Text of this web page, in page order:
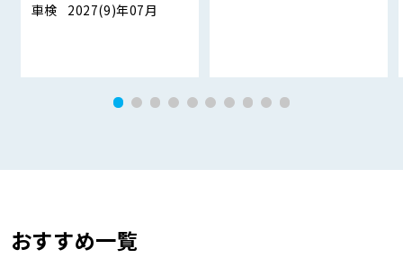
車検 2027(9)年07月
おすすめ一覧